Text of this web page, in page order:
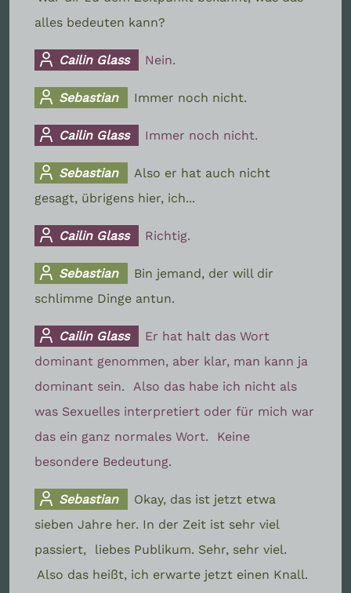
alles bedeuten kann?
Cailin Glass Nein.
Sebastian Immer noch nicht.
Cailin Glass Immer noch nicht.
Sebastian
Also er hat auch nicht
gesagt, übrigens hier, ich...
Cailin Glass Richtig.
Sebastian
Bin jemand, der will dir
schlimme Dinge antun.
Cailin Glass
Er hat halt das Wort
dominant genommen, aber klar, man kann ja
dominant sein.
Also das habe ich nicht als
was Sexuelles interpretiert oder für mich war
das ein ganz normales Wort.
Keine
besondere Bedeutung.
Sebastian
Okay, das ist jetzt etwa
sieben Jahre her. In der Zeit ist sehr viel
passiert,
liebes Publikum. Sehr, sehr viel.
Also das heißt, ich erwarte jetzt einen Knall.